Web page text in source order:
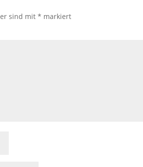
sind mit* markiert